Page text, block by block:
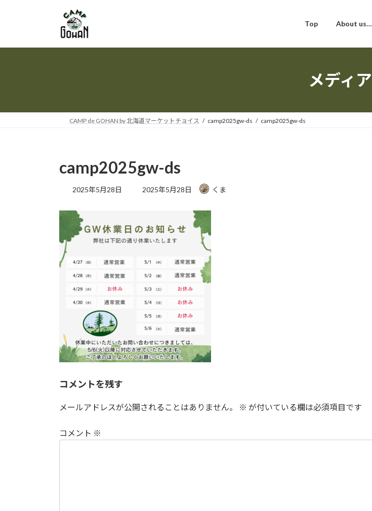
プ
動
Top About us…
メディア
CAMP de GOHAN by 北海道マーケットチョイス camp2025gw-ds camp2025gw-ds
camp2025gw-ds
2025年5月28日
最
日
時
2025年5月28日 くま
コメントを残す
メールアドレスが公開されることはありません。 ※ が付いている欄は必須項目です
コメント ※